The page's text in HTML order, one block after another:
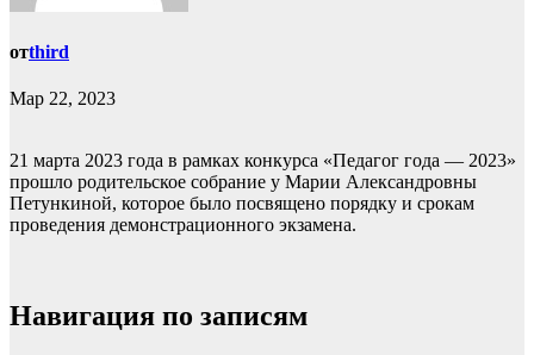
отthird
Мар 22, 2023
21 марта 2023 года в рамках конкурса «Педагог года — 2023»
прошло родительское собрание у Марии Александровны
Петункиной, которое было посвящено порядку и срокам
проведения демонстрационного экзамена.
Навигация по записям